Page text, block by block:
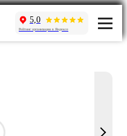
5,0
Рейтинг организации в Яндексе